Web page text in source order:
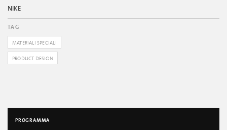
NIKE
TAG
MATERIALI SPECIALI
PRODUCT DESIGN
PROGRAMMA